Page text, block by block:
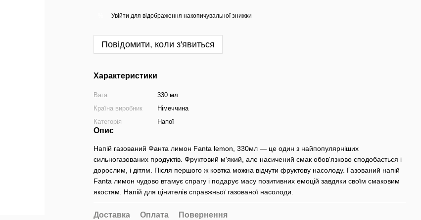
Увійти для відображення накопичувальної знижки
Повідомити, коли з'явиться
Характеристики
Вага
330 мл
Країна виробник
Німеччина
Категорія
Напої
Опис
Напій газований Фанта лимон Fanta lemon, 330мл — це один з найпопулярніших
сильногазованих продуктів. Фруктовий м'який, але насичений смак обов'язково сподобається і
дорослим, і дітям. Після першого ж ковтка можна відчути фруктову насолоду. Газований напій
Fanta лимон чудово втамує спрагу і подарує масу позитивних емоцій завдяки своїм смаковим
якостям. Напій для цінителів справжньої газованої насолоди.
Доставка Оплата Повернення